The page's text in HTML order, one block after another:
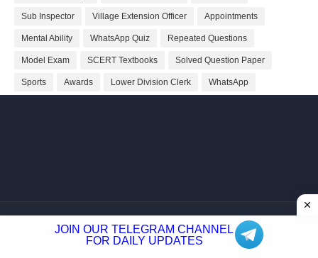
Sub Inspector Village Extension Officer Appointments
Mental Ability WhatsApp Quiz Repeated Questions
Model Exam SCERT Textbooks Solved Question Paper
Sports Awards Lower Division Clerk WhatsApp
JOIN OUR TELEGRAM CHANNEL
FOR DAILY UPDATES
Site Map
Copyright ©2026 Shivodaya Associates | OwnerHum
| Distributed byKerala PSC GK